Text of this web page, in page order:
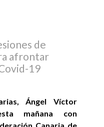
de
afrontar
19
Ángel Víctor
mañana con